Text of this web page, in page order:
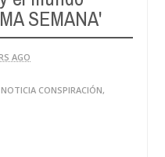
SEMANA'
AGO
NOTICIA CONSPIRACIÓN,